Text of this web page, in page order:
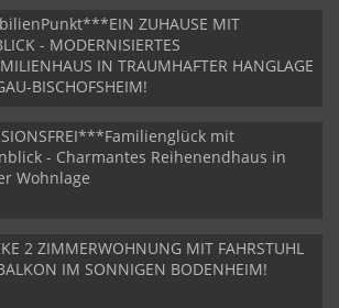
ZUHAUSE MIT
- MODERNISIERTES
IN TRAUMHAFTER HANGLAGE
BISCHOFSHEIM!
mit
- Charmantes Reihenendhaus in
Wohnlage
2 ZIMMERWOHNUNG MIT FAHRSTUHL
IM SONNIGEN BODENHEIM!